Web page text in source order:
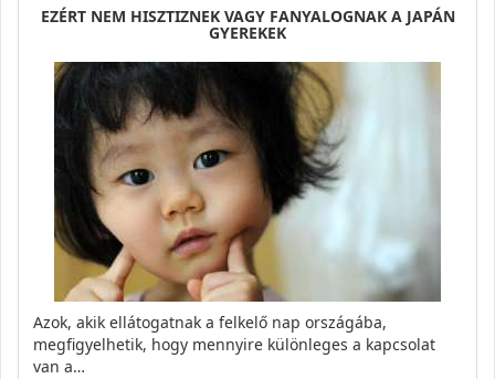
EZÉRT NEM HISZTIZNEK VAGY FANYALOGNAK A JAPÁN
GYEREKEK
Azok, akik ellátogatnak a felkelő nap országába,
megfigyelhetik, hogy mennyire különleges a kapcsolat
van a…